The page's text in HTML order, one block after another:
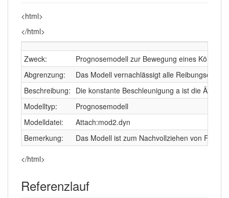
<html>
</html>
Zweck:
Prognosemodell zur Bewegung eines
Abgrenzung:
Das Modell vernachlässigt alle
Beschreibung: Die konstante Beschleunigung a ist die
Modelltyp:
Prognosemodell
Modelldatei:
Attach:mod2.dyn
Bemerkung:
Das Modell ist zum Nachvollziehen von
</html>
Referenzlauf